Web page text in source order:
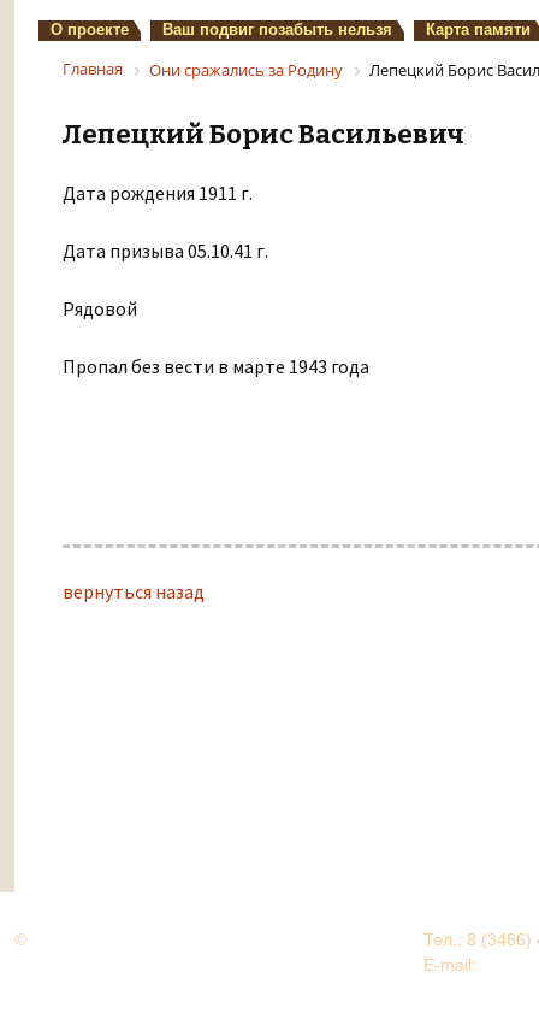
О проекте Ваш подвиг позабыть нельзя Карта памяти
Главная Они сражались за Родину Лепецкий Борис
Лепецкий Борис Васильевич
Дата рождения 1911 г.
Дата призыва 05.10.41 г.
Рядовой
Пропал без вести в марте 1943 года
вернуться назад
©
Тел.: 8 (3466)
E-mail: